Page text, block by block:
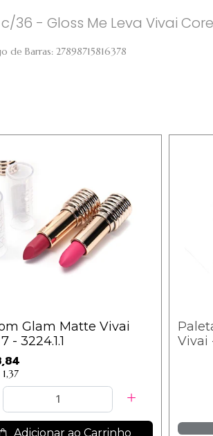
36 - Gloss Me Leva Vivai
de Barras: 27898715816378
Glam Matte Vivai
- 3224.1.1
1,37
Adicionar ao Carrinho
Vivai